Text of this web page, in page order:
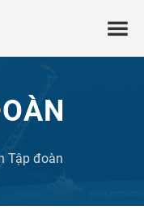
Tập đoàn